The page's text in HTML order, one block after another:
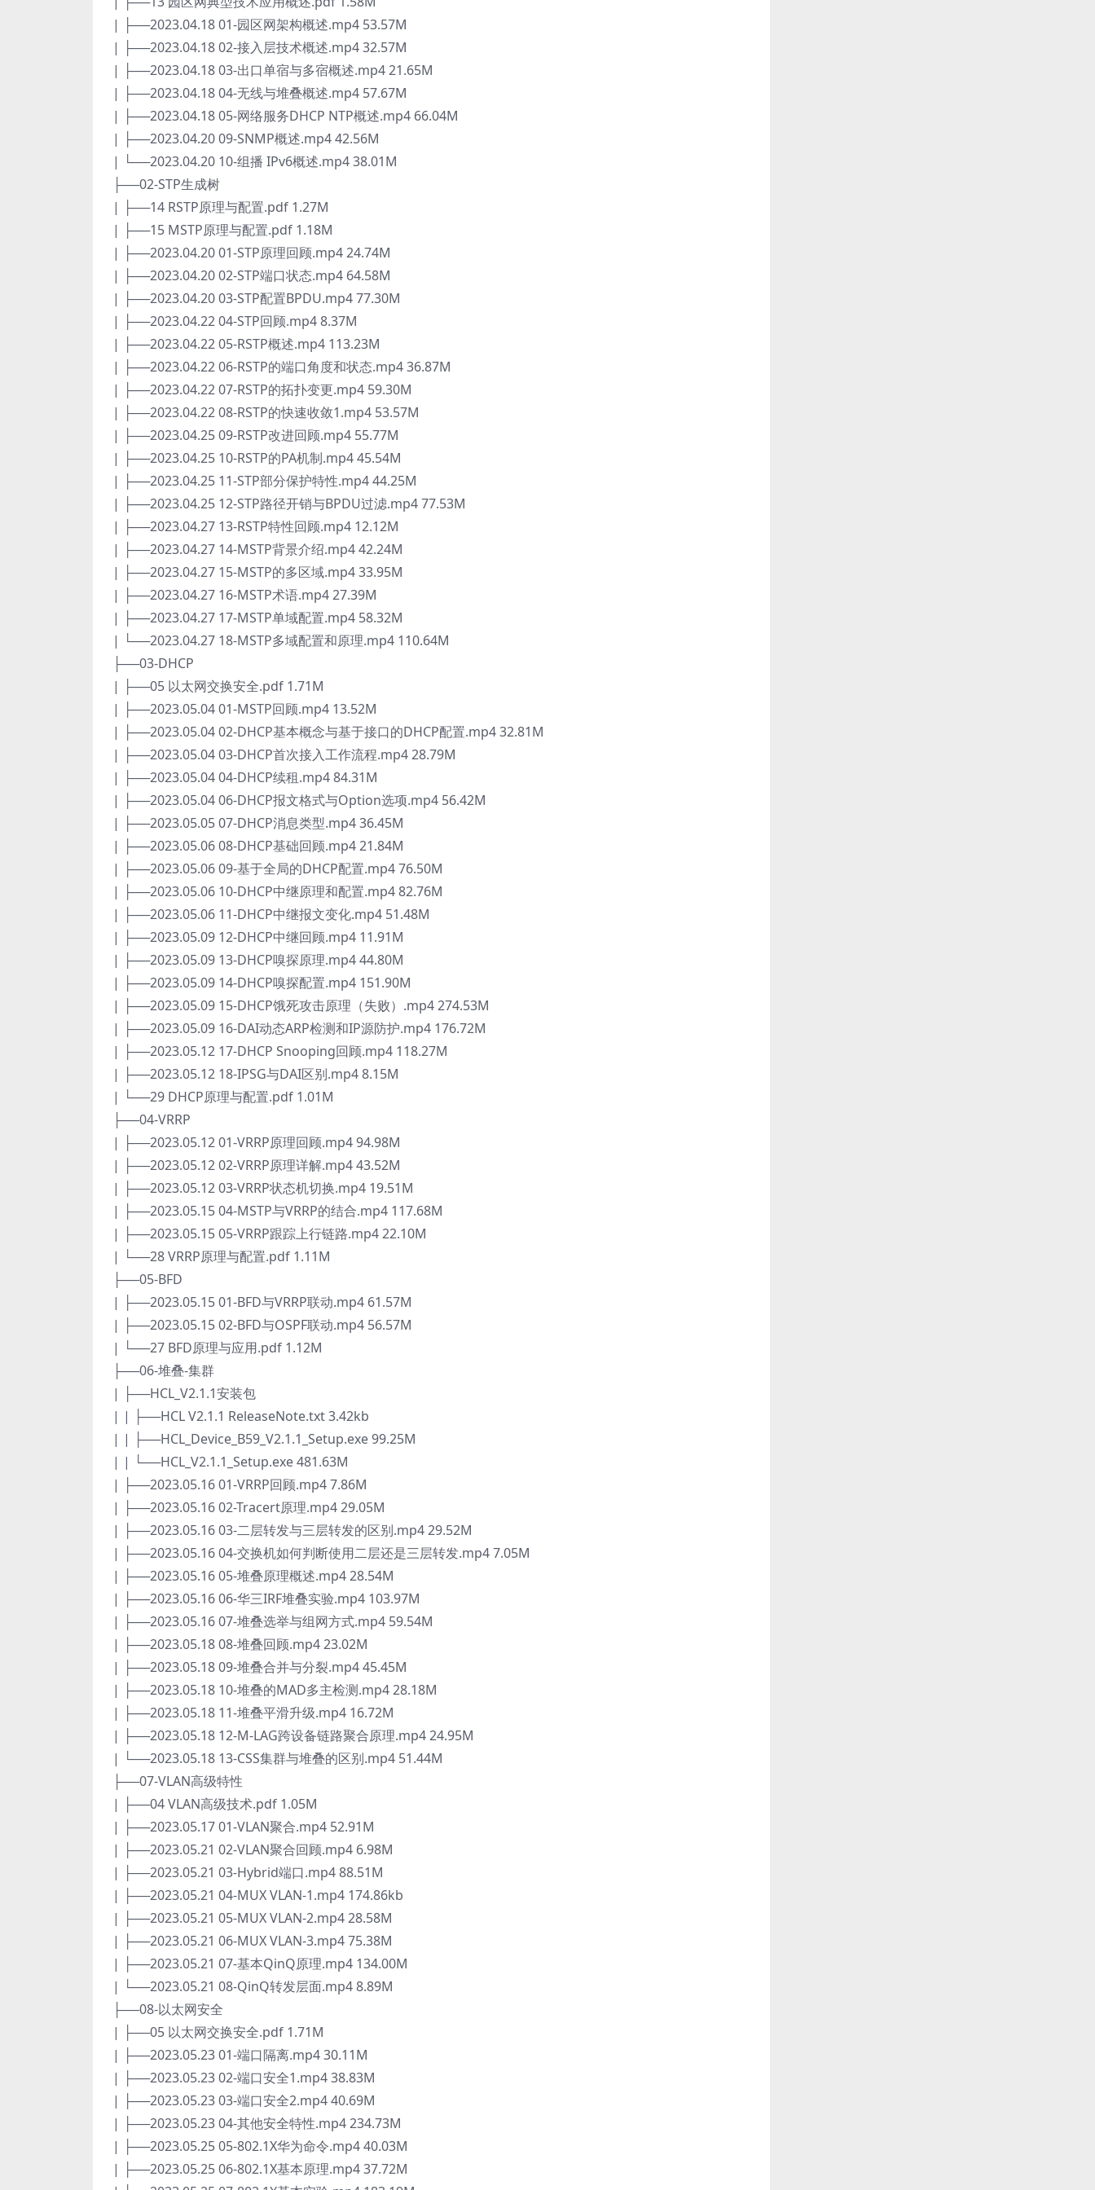
| ├──2023.04.18 01-园区网架构概述.mp4 53.57M
| ├──2023.04.18 02-接入层技术概述.mp4 32.57M
| ├──2023.04.18 03-出口单宿与多宿概述.mp4 21.65M
| ├──2023.04.18 04-无线与堆叠概述.mp4 57.67M
| ├──2023.04.18 05-网络服务DHCP NTP概述.mp4 66.04M
| ├──2023.04.20 09-SNMP概述.mp4 42.56M
| └──2023.04.20 10-组播 IPv6概述.mp4 38.01M
├──02-STP生成树
| ├──14 RSTP原理与配置.pdf 1.27M
| ├──15 MSTP原理与配置.pdf 1.18M
| ├──2023.04.20 01-STP原理回顾.mp4 24.74M
| ├──2023.04.20 02-STP端口状态.mp4 64.58M
| ├──2023.04.20 03-STP配置BPDU.mp4 77.30M
| ├──2023.04.22 04-STP回顾.mp4 8.37M
| ├──2023.04.22 05-RSTP概述.mp4 113.23M
| ├──2023.04.22 06-RSTP的端口角度和状态.mp4 36.87M
| ├──2023.04.22 07-RSTP的拓扑变更.mp4 59.30M
| ├──2023.04.22 08-RSTP的快速收敛1.mp4 53.57M
| ├──2023.04.25 09-RSTP改进回顾.mp4 55.77M
| ├──2023.04.25 10-RSTP的PA机制.mp4 45.54M
| ├──2023.04.25 11-STP部分保护特性.mp4 44.25M
| ├──2023.04.25 12-STP路径开销与BPDU过滤.mp4 77.53M
| ├──2023.04.27 13-RSTP特性回顾.mp4 12.12M
| ├──2023.04.27 14-MSTP背景介绍.mp4 42.24M
| ├──2023.04.27 15-MSTP的多区域.mp4 33.95M
| ├──2023.04.27 16-MSTP术语.mp4 27.39M
| ├──2023.04.27 17-MSTP单域配置.mp4 58.32M
| └──2023.04.27 18-MSTP多域配置和原理.mp4 110.64M
├──03-DHCP
| ├──05 以太网交换安全.pdf 1.71M
| ├──2023.05.04 01-MSTP回顾.mp4 13.52M
| ├──2023.05.04 02-DHCP基本概念与基于接口的DHCP配置.mp4 32.81M
| ├──2023.05.04 03-DHCP首次接入工作流程.mp4 28.79M
| ├──2023.05.04 04-DHCP续租.mp4 84.31M
| ├──2023.05.04 06-DHCP报文格式与Option选项.mp4 56.42M
| ├──2023.05.05 07-DHCP消息类型.mp4 36.45M
| ├──2023.05.06 08-DHCP基础回顾.mp4 21.84M
| ├──2023.05.06 09-基于全局的DHCP配置.mp4 76.50M
| ├──2023.05.06 10-DHCP中继原理和配置.mp4 82.76M
| ├──2023.05.06 11-DHCP中继报文变化.mp4 51.48M
| ├──2023.05.09 12-DHCP中继回顾.mp4 11.91M
| ├──2023.05.09 13-DHCP嗅探原理.mp4 44.80M
| ├──2023.05.09 14-DHCP嗅探配置.mp4 151.90M
| ├──2023.05.09 15-DHCP饿死攻击原理（失败）.mp4 274.53M
| ├──2023.05.09 16-DAI动态ARP检测和IP源防护.mp4 176.72M
| ├──2023.05.12 17-DHCP Snooping回顾.mp4 118.27M
| ├──2023.05.12 18-IPSG与DAI区别.mp4 8.15M
| └──29 DHCP原理与配置.pdf 1.01M
├──04-VRRP
| ├──2023.05.12 01-VRRP原理回顾.mp4 94.98M
| ├──2023.05.12 02-VRRP原理详解.mp4 43.52M
| ├──2023.05.12 03-VRRP状态机切换.mp4 19.51M
| ├──2023.05.15 04-MSTP与VRRP的结合.mp4 117.68M
| ├──2023.05.15 05-VRRP跟踪上行链路.mp4 22.10M
| └──28 VRRP原理与配置.pdf 1.11M
├──05-BFD
| ├──2023.05.15 01-BFD与VRRP联动.mp4 61.57M
| ├──2023.05.15 02-BFD与OSPF联动.mp4 56.57M
| └──27 BFD原理与应用.pdf 1.12M
├──06-堆叠-集群
| ├──HCL_V2.1.1安装包
| | ├──HCL V2.1.1 ReleaseNote.txt 3.42kb
| | ├──HCL_Device_B59_V2.1.1_Setup.exe 99.25M
| | └──HCL_V2.1.1_Setup.exe 481.63M
| ├──2023.05.16 01-VRRP回顾.mp4 7.86M
| ├──2023.05.16 02-Tracert原理.mp4 29.05M
| ├──2023.05.16 03-二层转发与三层转发的区别.mp4 29.52M
| ├──2023.05.16 04-交换机如何判断使用二层还是三层转发.mp4 7.05M
| ├──2023.05.16 05-堆叠原理概述.mp4 28.54M
| ├──2023.05.16 06-华三IRF堆叠实验.mp4 103.97M
| ├──2023.05.16 07-堆叠选举与组网方式.mp4 59.54M
| ├──2023.05.18 08-堆叠回顾.mp4 23.02M
| ├──2023.05.18 09-堆叠合并与分裂.mp4 45.45M
| ├──2023.05.18 10-堆叠的MAD多主检测.mp4 28.18M
| ├──2023.05.18 11-堆叠平滑升级.mp4 16.72M
| ├──2023.05.18 12-M-LAG跨设备链路聚合原理.mp4 24.95M
| └──2023.05.18 13-CSS集群与堆叠的区别.mp4 51.44M
├──07-VLAN高级特性
| ├──04 VLAN高级技术.pdf 1.05M
| ├──2023.05.17 01-VLAN聚合.mp4 52.91M
| ├──2023.05.21 02-VLAN聚合回顾.mp4 6.98M
| ├──2023.05.21 03-Hybrid端口.mp4 88.51M
| ├──2023.05.21 04-MUX VLAN-1.mp4 174.86kb
| ├──2023.05.21 05-MUX VLAN-2.mp4 28.58M
| ├──2023.05.21 06-MUX VLAN-3.mp4 75.38M
| ├──2023.05.21 07-基本QinQ原理.mp4 134.00M
| └──2023.05.21 08-QinQ转发层面.mp4 8.89M
├──08-以太网安全
| ├──05 以太网交换安全.pdf 1.71M
| ├──2023.05.23 01-端口隔离.mp4 30.11M
| ├──2023.05.23 02-端口安全1.mp4 38.83M
| ├──2023.05.23 03-端口安全2.mp4 40.69M
| ├──2023.05.23 04-其他安全特性.mp4 234.73M
| ├──2023.05.25 05-802.1X华为命令.mp4 40.03M
| ├──2023.05.25 06-802.1X基本原理.mp4 37.72M